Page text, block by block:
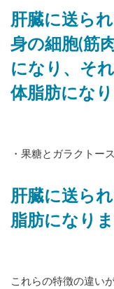
肝臓に送ら
身の細胞(筋
になり、そ
体脂肪になり
・果糖とガラクトース
肝臓に送ら
脂肪になりま
これらの特徴の違いが